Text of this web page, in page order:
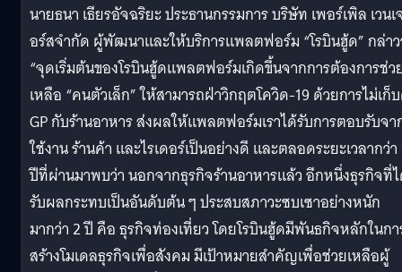
นายธนา เธียรอัจฉริยะ ประธานกรรมการ บริษัท เพอร์เพิล เวนเ
อร์สจำกัด ผู้พัฒนาและให้บริการแพลตฟอร์ม “โรบินฮู้ด” กล่า
“จุดเริ่มต้นของโรบินฮู้ดแพลตฟอร์มเกิดขึ้นจากการต้องการช่ว
เหลือ “คนตัวเล็ก” ให้สามารถฝ่าวิกฤตโควิด-19 ด้วยการไม่เก็
GP กับร้านอาหาร ส่งผลให้แพลตฟอร์มเราได้รับการตอบรับจ
ใช้งาน ร้านค้า และไรเดอร์เป็นอย่างดี และตลอดระยะเวลากว่า
ปีที่ผ่านมาพบว่า นอกจากธุรกิจร้านอาหารแล้ว อีกหนึ่งธุรกิจที่
รับผลกระทบเป็นอันดับต้น ๆ ประสบสภาวะซบเซาอย่างหนัก
มากว่า 2 ปี คือ ธุรกิจท่องเที่ยว โดยโรบินฮู้ดมีพันธกิจหลักในก
สร้างโมเดลธุรกิจเพื่อสังคม มีเป้าหมายสำคัญเพื่อช่วยเหลือผู้